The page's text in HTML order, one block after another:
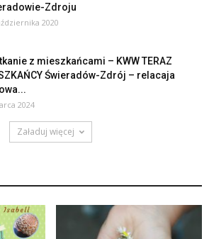
Zdroju
2020
z mieszkańcami – KWW TERAZ
Świeradów-Zdrój – relacaja
2024
Załaduj więcej